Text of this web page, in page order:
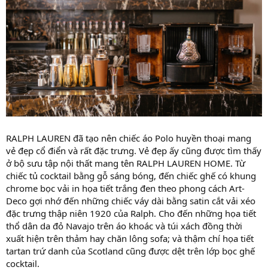
RALPH LAUREN đã tạo nên chiếc áo Polo huyền thoại mang
vẻ đẹp cổ điển và rất đặc trưng. Vẻ đẹp ấy cũng được tìm thấy
ở bộ sưu tập nội thất mang tên RALPH LAUREN HOME. Từ
chiếc tủ cocktail bằng gỗ sáng bóng, đến chiếc ghế có khung
chrome bọc vải in họa tiết trắng đen theo phong cách Art-
Deco gợi nhớ đến những chiếc váy dài bằng satin cắt vải xéo
đặc trưng thập niên 1920 của Ralph. Cho đến những họa tiết
thổ dân da đỏ Navajo trên áo khoác và túi xách đồng thời
xuất hiện trên thảm hay chăn lông sofa; và thậm chí họa tiết
tartan trứ danh của Scotland cũng được dệt trên lớp bọc ghế
cocktail.